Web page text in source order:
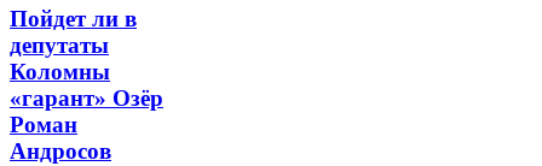
Пойдет ли в
депутаты
Коломны
«гарант» Озёр
Роман
Андросов